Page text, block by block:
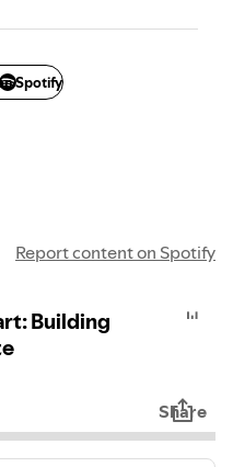
trendtricks.dk
butiksblog.dk
Spotify
Report content on Spotify
Building
Share